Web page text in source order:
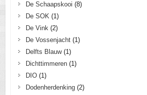
De Schaapskooi (8)
De SOK(1)
De Vink(2)
De Vossenjacht(1)
Delfts Blauw(1)
Dichttimmeren(1)
DIO(1)
Dodenherdenking(2)